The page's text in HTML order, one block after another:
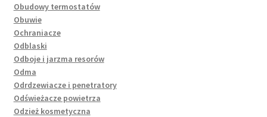
Obudowy termostatów
Obuwie
Ochraniacze
Odblaski
Odboje i jarzma resorów
Odma
Odrdzewiacze i penetratory
Odświeżacze powietrza
Odzież kosmetyczna